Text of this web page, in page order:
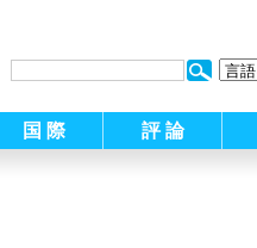
国 際 評 論